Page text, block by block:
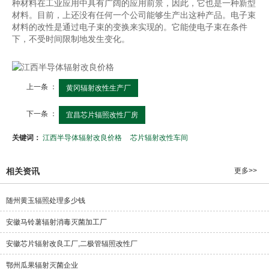
种材料在工业应用中具有广阔的应用前景，因此，它也是一种新型
材料。目前，上还没有任何一个公司能够生产出这种产品。电子束
材料的改性是通过电子束的变换来实现的。它能使电子束在条件
下，不受时间限制地发生变化。
上一条 ： 黄冈辐射改性生产厂
下一条 ： 宜昌芯片辐照改性厂房
关键词： 江西半导体辐射改良价格 芯片辐射改性车间
相关资讯 更多>>
随州黄玉辐照处理多少钱
安徽马铃薯辐射消毒灭菌加工厂
安徽芯片辐射改良工厂,二极管辐照改性厂
鄂州瓜果辐射灭菌企业